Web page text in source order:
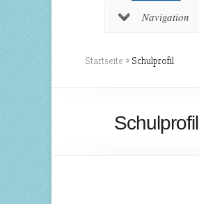
Navigation
Startseite » Schulprofil
Schulprofil